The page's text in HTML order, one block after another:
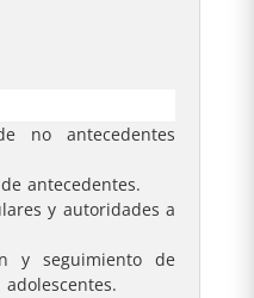
no antecedentes
antecedentes.
y autoridades a
y seguimiento de